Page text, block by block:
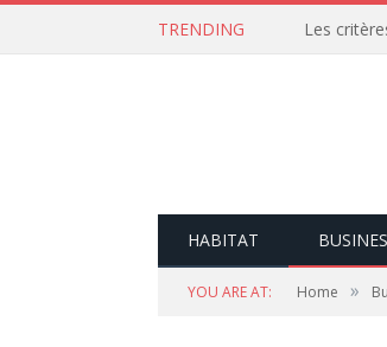
TRENDING Les
HABITAT
YOU ARE AT: Home »